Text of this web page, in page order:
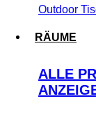
Outdoor
RÄUME
ALLE